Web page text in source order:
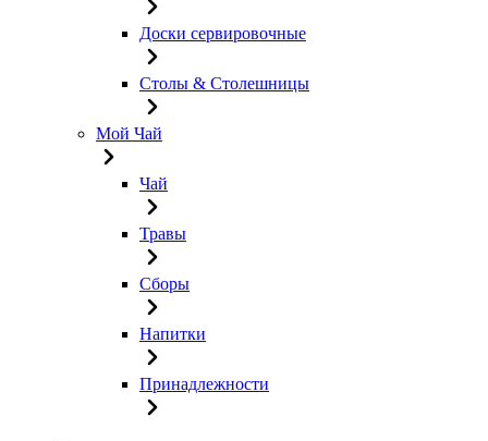
Доски сервировочные
Столы & Столешницы
Мой Чай
Чай
Травы
Сборы
Напитки
Принадлежности